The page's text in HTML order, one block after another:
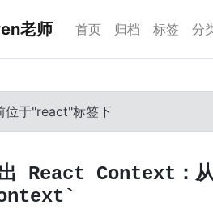
老师 首页 归档 标签 分
位于"react"标签下
React Context：从